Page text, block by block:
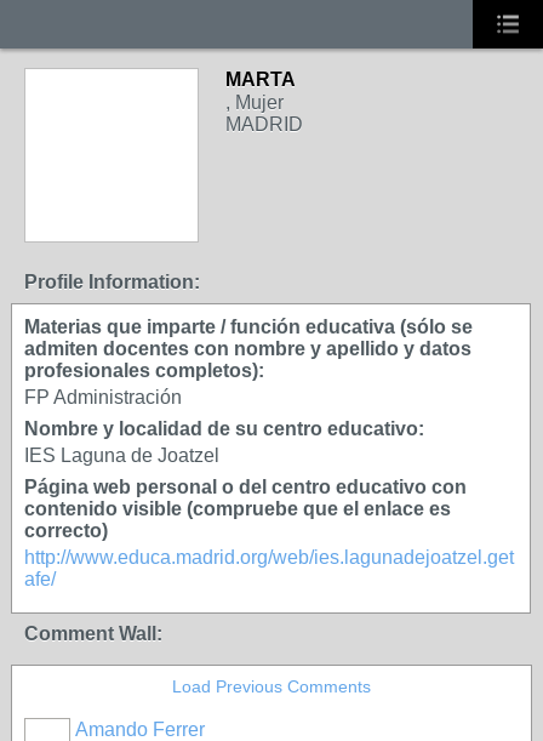
MARTA
, Mujer
MADRID
Profile Information:
Materias que imparte / función educativa (sólo se
admiten docentes con nombre y apellido y datos
profesionales completos):
FP Administración
Nombre y localidad de su centro educativo:
IES Laguna de Joatzel
Página web personal o del centro educativo con
contenido visible (compruebe que el enlace es
correcto)
http://www.educa.madrid.org/web/ies.lagunadejoatzel.get
afe/
Comment Wall:
Load Previous Comments
Amando Ferrer